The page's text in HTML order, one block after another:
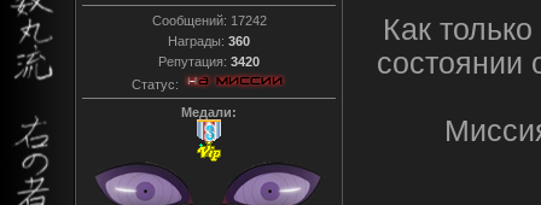
Сообщений: 17242
Награды: 360
Репутация: 3420
Статус:
Медали:
Как
состоянии